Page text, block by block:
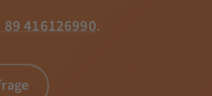
89 416126990.